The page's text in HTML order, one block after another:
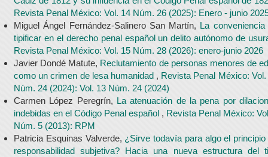
Revista Penal México: Vol. 14 Núm. 26 (2025): Enero - junio
Miguel Ángel Fernández-Salinero San Martín, La conveniencia
tipificar en el derecho penal español un delito autónomo de
Revista Penal México: Vol. 15 Núm. 28 (2026): enero-junio 2026
Javier Dondé Matute, Reclutamiento de personas menores de
como un crimen de lesa humanidad , Revista Penal México: Vol.
Núm. 24 (2024): Vol. 13 Núm. 24 (2024)
Carmen López Peregrín, La atenuación de la pena por
indebidas en el Código Penal español , Revista Penal México:
Núm. 5 (2013): RPM
Patricia Esquinas Valverde, ¿Sirve todavía para algo el principio
responsabilidad subjetiva? Hacia una nueva estructura del